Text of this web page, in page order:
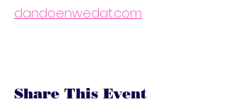
dandoenwedat.com
Share This Event